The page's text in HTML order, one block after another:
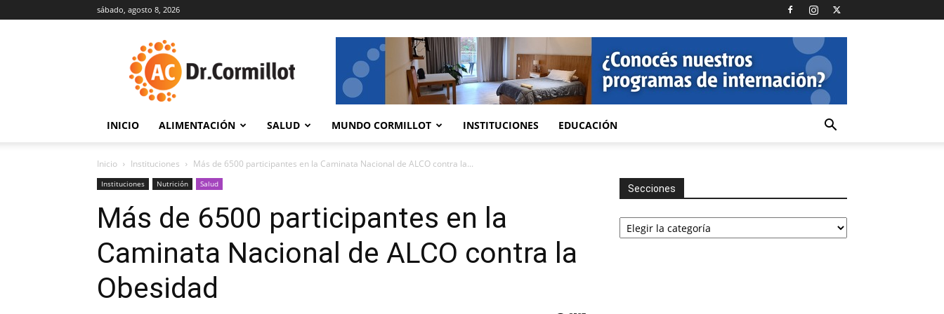
sábado, agosto 8, 2026
INICIO ALIMENTACIÓN SALUD MUNDO CORMILLOT INSTITUCIONES EDUCACIÓN
Inicio Instituciones Más de 6500 participantes en la Caminata Nacional de ALCO contra la...
Instituciones Nutrición Salud
Más de 6500 participantes en la
Caminata Nacional de ALCO contra la
Obesidad
Secciones
Secciones